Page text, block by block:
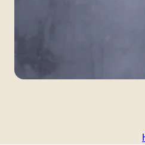
buljonger och granulat med